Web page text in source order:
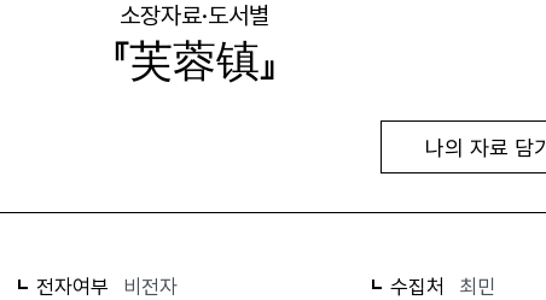
소장자료·도서별
『芙蓉镇』
나의 자료 담기
전자여부 비전자 수집처 최민